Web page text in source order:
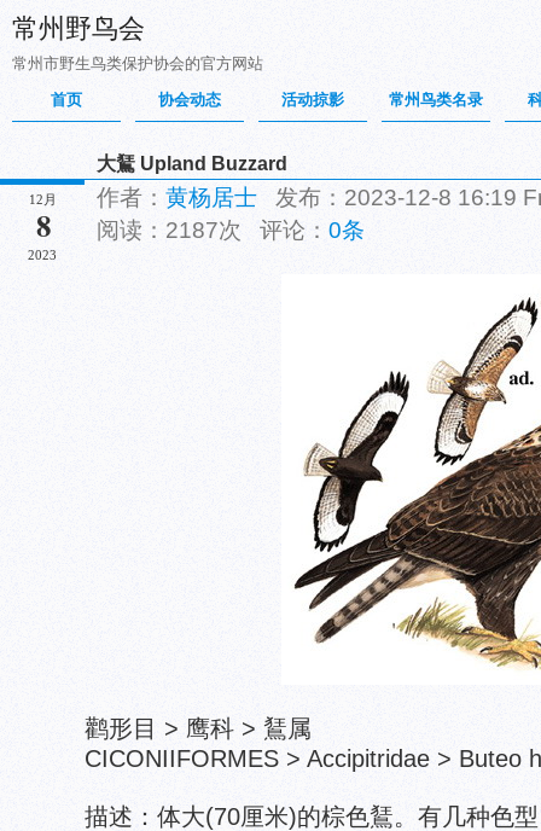
常州野鸟会
常州市野生鸟类保护协会的官方网站
首页
协会动态 活动掠影 常州鸟类名录
12月
8
2023
大鵟 Upland Buzzard
作者： 黄杨居士 发布：2023-12-8 16:19
阅读：2187次 评论： 0条
鹳形目 > 鹰科 > 鵟属
CICONIIFORMES > Accipitridae > Buteo
描述：体大(70厘米)的棕色鵟。有几种色